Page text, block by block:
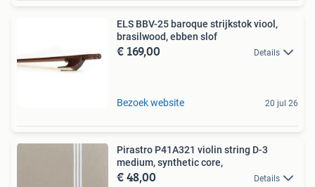
ELS BBV-25 baroque strijkstok viool,
brasilwood, ebben slof
€ 169,00 Details
Bezoek website 20 jul 26
Pirastro P41A321 violin string D-3
medium, synthetic core,
€ 48,00 Details